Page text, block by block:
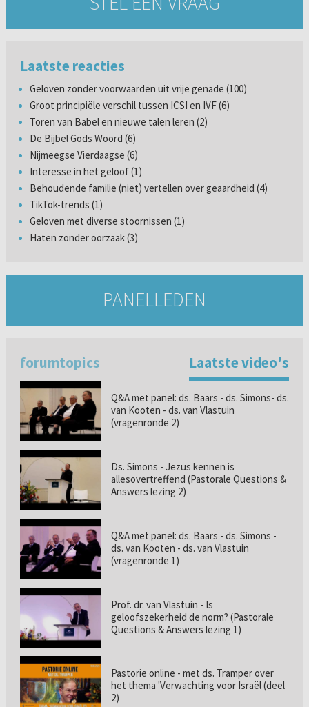
Laatste reacties
Geloven zonder voorwaarden uit vrije genade (100)
Groot principiële verschil tussen ICSI en IVF (6)
Toren van Babel en nieuwe talen leren (2)
De Bijbel Gods Woord (6)
Nijmeegse Vierdaagse (6)
Interesse in het geloof (1)
Behoudende familie (niet) vertellen over geaardheid (4)
TikTok-trends (1)
Geloven met diverse stoornissen (1)
Haten zonder oorzaak (3)
PANELLEDEN
forumtopics Laatste video's
Q&A met panel: ds. Baars - ds. Simons- ds.
van Kooten - ds. van Vlastuin
(vragenronde 2)
Ds. Simons - Jezus kennen is
allesovertreffend (Pastorale Questions &
Answers lezing 2)
Q&A met panel: ds. Baars - ds. Simons -
ds. van Kooten - ds. van Vlastuin
(vragenronde 1)
Prof. dr. van Vlastuin - Is
geloofszekerheid de norm? (Pastorale
Questions & Answers lezing 1)
Pastorie online - met ds. Tramper over
het thema 'Verwachting voor Israël (deel
2)